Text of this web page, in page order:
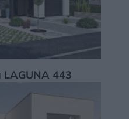
443